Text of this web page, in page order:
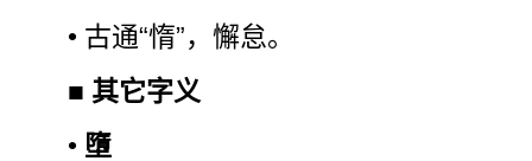
• 古通“惰”，懈怠。
■ 其它字义
• 墮